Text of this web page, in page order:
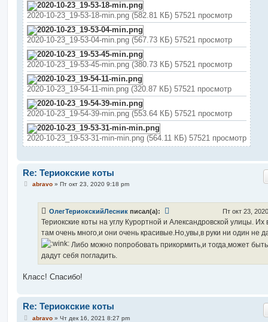
2020-10-23_19-53-18-min.png (582.81 КБ) 57521 просмотр
2020-10-23_19-53-04-min.png (567.73 КБ) 57521 просмотр
2020-10-23_19-53-45-min.png (380.73 КБ) 57521 просмотр
2020-10-23_19-54-11-min.png (320.87 КБ) 57521 просмотр
2020-10-23_19-54-39-min.png (553.64 КБ) 57521 просмотр
2020-10-23_19-53-31-min-min.png (564.11 КБ) 57521 просмотр
Re: Териокские коты
Сabravo» Пт окт 23, 2020 9:18 pm
ОлегТериокскийЛесник писал(а): Пт окт 23,
Териокские коты на углу Курортной и Александровской улицы. Их
там очень много,и они очень красивые.Но,увы,в руки ни один не
Либо можно попробовать прикормить,и тогда,может
дадут себя погладить.
Класс! Спасибо!
Re: Териокские коты
Сabravo» Чт дек 16, 2021 8:27 pm